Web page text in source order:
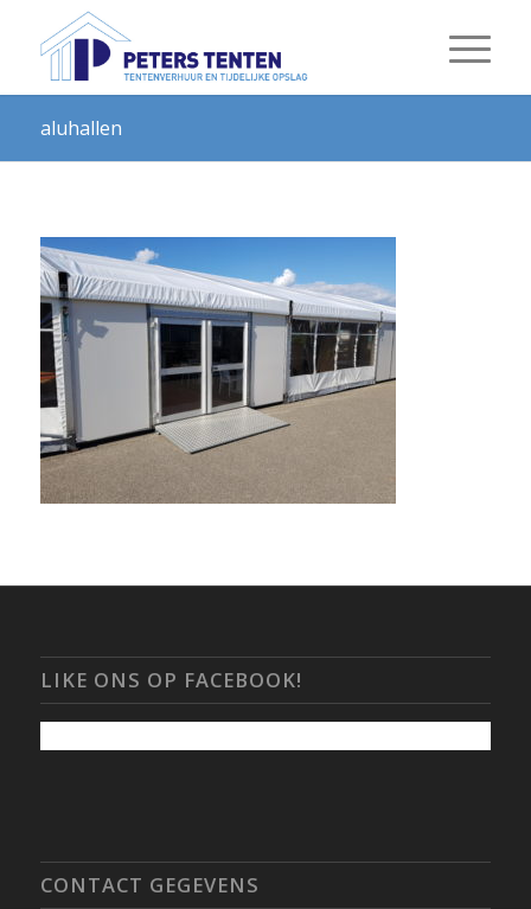
aluhallen
LIKE ONS OP FACEBOOK!
CONTACT GEGEVENS